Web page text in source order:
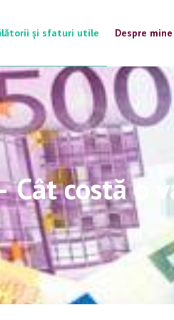
și sfaturi utile Despre mine
costă o